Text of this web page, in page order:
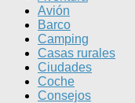
Avión
Barco
Camping
Casas rurales
Ciudades
Coche
Consejos